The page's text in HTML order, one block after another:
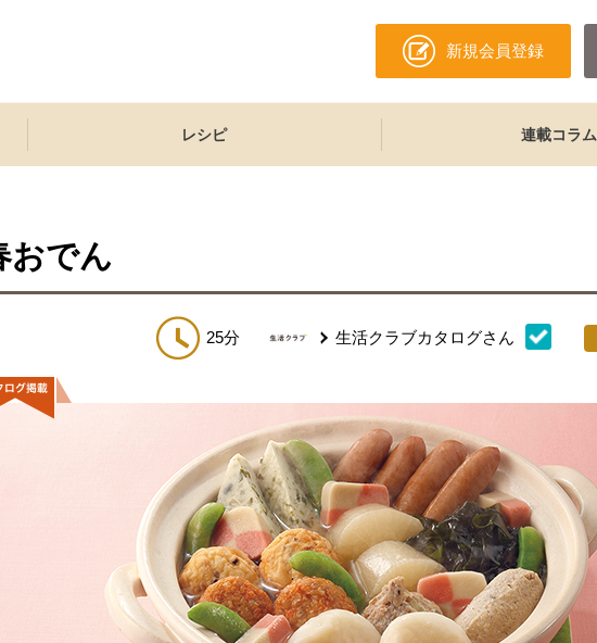
新規会員登録
レシピ 連載コラム
おでん
25分 生活クラブカタログさん